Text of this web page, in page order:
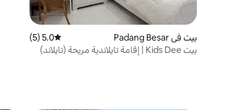
بيت في Padang Besar متوسط التقييم 5.0 من 5، 5 مراجعات
5.0 (5)
بيت Kids Dee | إقامة تايلاندية مريحة (تايلاند)